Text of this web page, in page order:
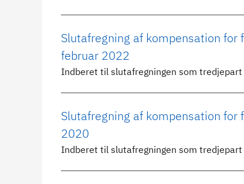
Slutafregning af kompensation
februar 2022
Indberet til slutafregningen som
Slutafregning af kompensation
2020
Indberet til slutafregningen som